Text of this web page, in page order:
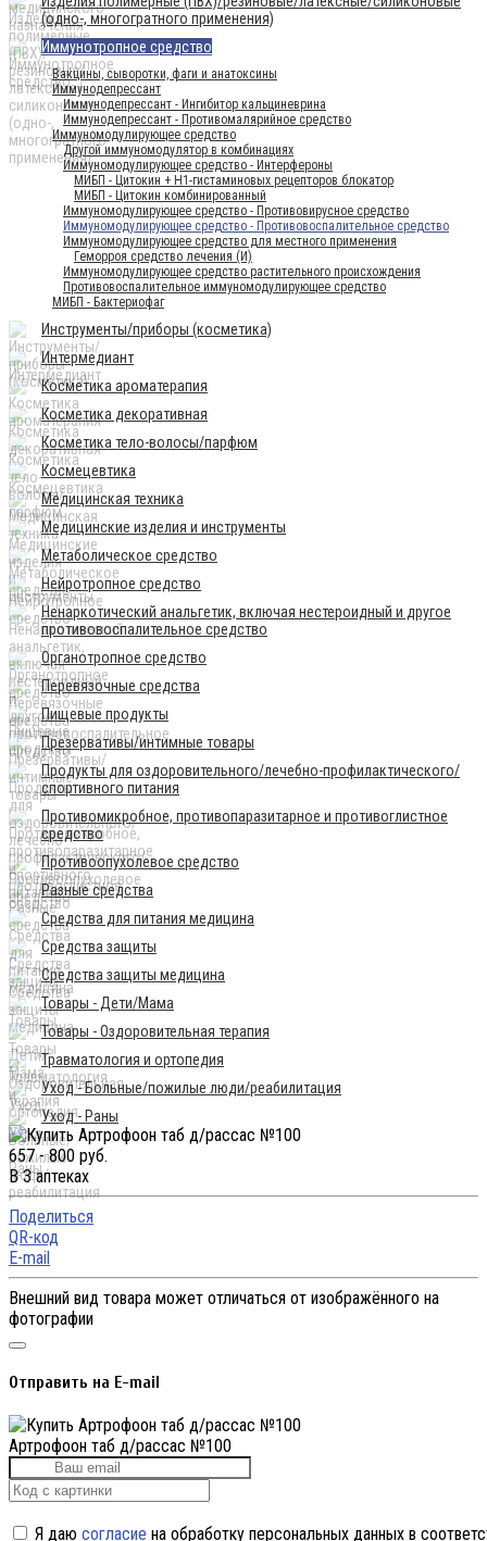
(одно-, многогратного применения)
Иммунотропное средство
Вакцины, сыворотки, фаги и анатоксины
Иммунодепрессант
Иммунодепрессант - Ингибитор кальциневрина
Иммунодепрессант - Противомалярийное средство
Иммуномодулирующее средство
Другой иммуномодулятор в комбинациях
Иммуномодулирующее средство - Интерфероны
МИБП - Цитокин + Н1-гистаминовых рецепторов блокатор
МИБП - Цитокин комбинированный
Иммуномодулирующее средство - Противовирусное средство
Иммуномодулирующее средство - Противовоспалительное средство
Иммуномодулирующее средство для местного применения
Геморроя средство лечения (И)
Иммуномодулирующее средство растительного происхождения
Противовоспалительное иммуномодулирующее средство
МИБП - Бактериофаг
Инструменты/приборы (косметика)
Интермедиант
Косметика ароматерапия
Косметика декоративная
Косметика тело-волосы/парфюм
Космецевтика
Медицинская техника
Медицинские изделия и инструменты
Метаболическое средство
Нейротропное средство
Ненаркотический анальгетик, включая нестероидный и другое
противовоспалительное средство
Органотропное средство
Перевязочные средства
Пищевые продукты
Презервативы/интимные товары
Продукты для оздоровительного/лечебно-профилактического/
спортивного питания
Противомикробное, противопаразитарное и противоглистное
средство
Противоопухолевое средство
Разные средства
Средства для питания медицина
Средства защиты
Средства защиты медицина
Товары - Дети/Мама
Товары - Оздоровительная терапия
Травматология и ортопедия
Уход - Больные/пожилые люди/реабилитация
Уход - Раны
657 - 800 руб.
В 3 аптеках
Поделиться
QR-код
E-mail
Внешний вид товара может отличаться от изображённого на
фотографии
Отправить на E-mail
Артрофоон таб д/рассас №100
Я даю согласие на обработку персональных данных в